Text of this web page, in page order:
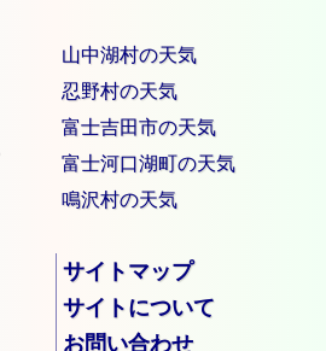
山中湖村の天気
忍野村の天気
富士吉田市の天気
富士河口湖町の天気
鳴沢村の天気
サイトマップ
サイトについて
お問い合わせ